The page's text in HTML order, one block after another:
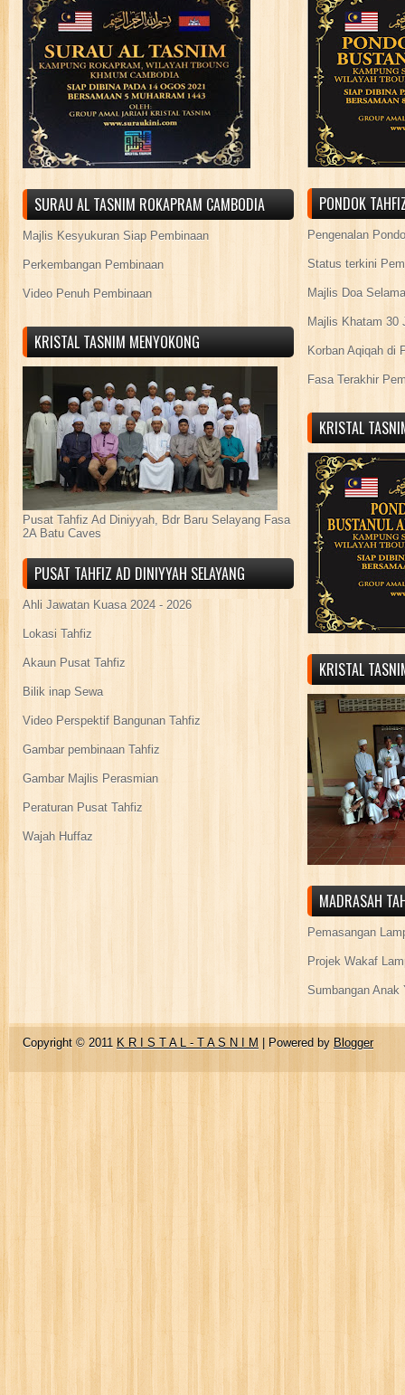
SURAU AL TASNIM ROKAPRAM CAMBODIA
Majlis Kesyukuran Siap Pembinaan
Perkembangan Pembinaan
Video Penuh Pembinaan
KRISTAL TASNIM MENYOKONG
Pusat Tahfiz Ad Diniyyah, Bdr Baru Selayang Fasa
2A Batu Caves
PUSAT TAHFIZ AD DINIYYAH SELAYANG
Ahli Jawatan Kuasa 2024 - 2026
Lokasi Tahfiz
Akaun Pusat Tahfiz
Bilik inap Sewa
Video Perspektif Bangunan Tahfiz
Gambar pembinaan Tahfiz
Gambar Majlis Perasmian
Peraturan Pusat Tahfiz
Wajah Huffaz
PONDOK
Pengenalan
Status terkini
Majlis Doa
Majlis Khatam 30
Korban Aqiqah di
Fasa Terakhir
KRISTAL
KRISTAL
MADRASAH
Pemasangan
Projek Wakaf
Sumbangan Anak
Copyright © 2011 K R I S T A L - T A S N I M | Powered by Blogger